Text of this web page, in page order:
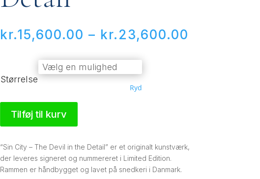
kr.15,600.00 – kr.23,600.00
Størrelse
Ryd
Tilføj til kurv
“Sin City – The Devil in the Detail” er et originalt kunstværk,
der leveres signeret og nummereret i Limited Edition.
Rammen er håndbygget og lavet på snedkeri i Danmark.